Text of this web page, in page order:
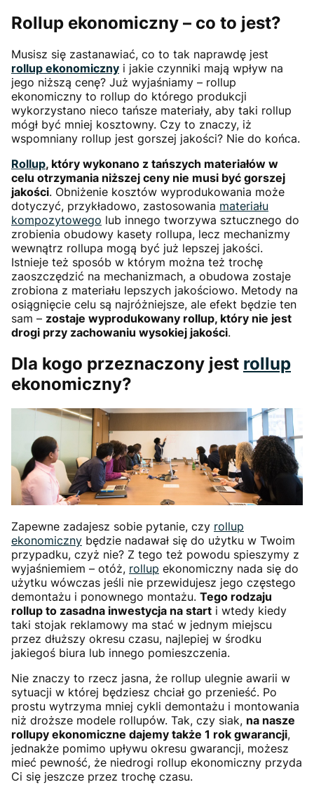
Rollup ekonomiczny – co to jest?
Musisz się zastanawiać, co to tak naprawdę jest
rollup ekonomiczny i jakie czynniki mają wpływ na
jego niższą cenę? Już wyjaśniamy – rollup
ekonomiczny to rollup do którego produkcji
wykorzystano nieco tańsze materiały, aby taki rollup
mógł być mniej kosztowny. Czy to znaczy, iż
wspomniany rollup jest gorszej jakości? Nie do końca.
Rollup, który wykonano z tańszych materiałów w
celu otrzymania niższej ceny nie musi być gorszej
jakości. Obniżenie kosztów wyprodukowania może
dotyczyć, przykładowo, zastosowania materiału
kompozytowego lub innego tworzywa sztucznego do
zrobienia obudowy kasety rollupa, lecz mechanizmy
wewnątrz rollupa mogą być już lepszej jakości.
Istnieje też sposób w którym można też trochę
zaoszczędzić na mechanizmach, a obudowa zostaje
zrobiona z materiału lepszych jakościowo. Metody na
osiągnięcie celu są najróżniejsze, ale efekt będzie ten
sam – zostaje wyprodukowany rollup, który nie jest
drogi przy zachowaniu wysokiej jakości.
Dla kogo przeznaczony jest rollup
ekonomiczny?
Zapewne zadajesz sobie pytanie, czy rollup
ekonomiczny będzie nadawał się do użytku w Twoim
przypadku, czyż nie? Z tego też powodu spieszymy z
wyjaśniemiem – otóż, rollup ekonomiczny nada się do
użytku wówczas jeśli nie przewidujesz jego częstego
demontażu i ponownego montażu. Tego rodzaju
rollup to zasadna inwestycja na start i wtedy kiedy
taki stojak reklamowy ma stać w jednym miejscu
przez dłuższy okresu czasu, najlepiej w środku
jakiegoś biura lub innego pomieszczenia.
Nie znaczy to rzecz jasna, że rollup ulegnie awarii w
sytuacji w której będziesz chciał go przenieść. Po
prostu wytrzyma mniej cykli demontażu i montowania
niż droższe modele rollupów. Tak, czy siak, na nasze
rollupy ekonomiczne dajemy także 1 rok gwarancji,
jednakże pomimo upływu okresu gwarancji, możesz
mieć pewność, że niedrogi rollup ekonomiczny przyda
Ci się jeszcze przez trochę czasu.